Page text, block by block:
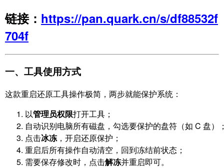
链接： https://pan.quark.cn/s/df88532f
704f
一、工具使用方式
这款重启还原工具操作极简，两步就能保护系统：
以管理员权限打开工具；
自动识别电脑所有磁盘，勾选要保护的盘符（如 C 盘）
点击冰冻，开启还原保护；
重启后所有操作自动清空，回到冻结前状态；
需要保存修改时，点击解冻并重启即可。